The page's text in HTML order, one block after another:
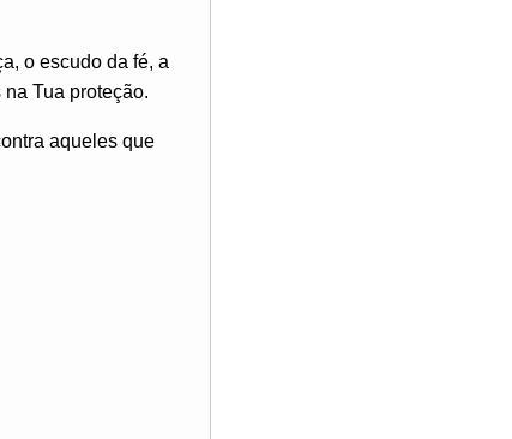
o escudo da fé, a
Tua proteção.
aqueles que